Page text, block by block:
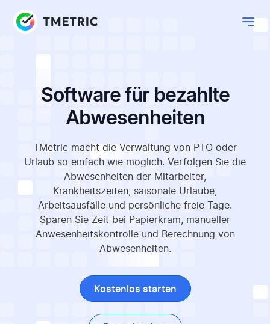
Software für bezahlte
Abwesenheiten
TMetric macht die Verwaltung von PTO oder
Urlaub so einfach wie möglich. Verfolgen Sie die
Abwesenheiten der Mitarbeiter,
Krankheitszeiten, saisonale Urlaube,
Arbeitsausfälle und persönliche freie Tage.
Sparen Sie Zeit bei Papierkram, manueller
Anwesenheitskontrolle und Berechnung von
Abwesenheiten.
Kostenlos starten